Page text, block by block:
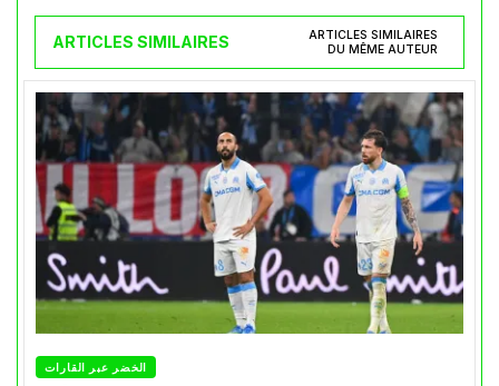
ARTICLES SIMILAIRES
ARTICLES SIMILAIRES
DU MÊME AUTEUR
الخضر عبر القارات